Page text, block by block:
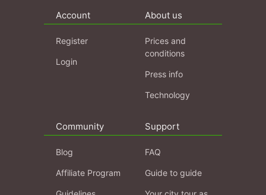
Account
Register
Login
About us
Prices and
conditions
Press info
Technology
Community
Blog
Affiliate Program
Support
FAQ
Guide to guide